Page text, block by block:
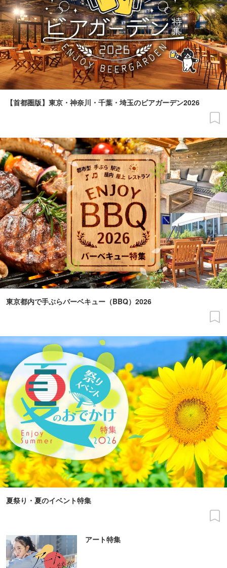
【首都圏版】東京・神奈川・千葉・埼玉のビアガーデン2026
東京都内で手ぶらバーベキュー（BBQ）2026
夏祭り・夏のイベント特集
アート特集